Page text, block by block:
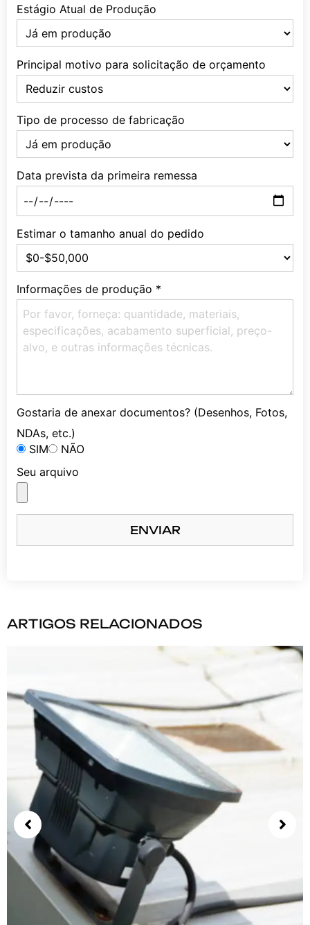
Estágio Atual de Produção
Principal motivo para solicitação de orçamento
Tipo de processo de fabricação
Data prevista da primeira remessa
Estimar o tamanho anual do pedido
Informações de produção *
Gostaria de anexar documentos? (Desenhos, Fotos,
NDAs, etc.)
SIM
NÃO
Seu arquivo
ENVIAR
ARTIGOS RELACIONADOS